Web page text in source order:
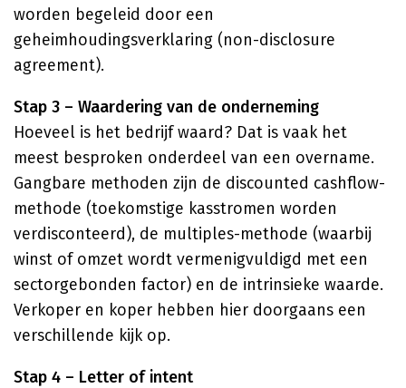
worden begeleid door een
geheimhoudingsverklaring (non-disclosure
agreement).
Stap 3 – Waardering van de onderneming
Hoeveel is het bedrijf waard? Dat is vaak het
meest besproken onderdeel van een overname.
Gangbare methoden zijn de discounted cashflow-
methode (toekomstige kasstromen worden
verdisconteerd), de multiples-methode (waarbij
winst of omzet wordt vermenigvuldigd met een
sectorgebonden factor) en de intrinsieke waarde.
Verkoper en koper hebben hier doorgaans een
verschillende kijk op.
Stap 4 – Letter of intent